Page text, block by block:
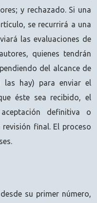
y rechazado. Si una
se recurrirá a una
las evaluaciones de
quienes tendrán
del alcance de
las hay) para enviar el
éste sea recibido, el
definitiva o
final. El proceso
su primer número,